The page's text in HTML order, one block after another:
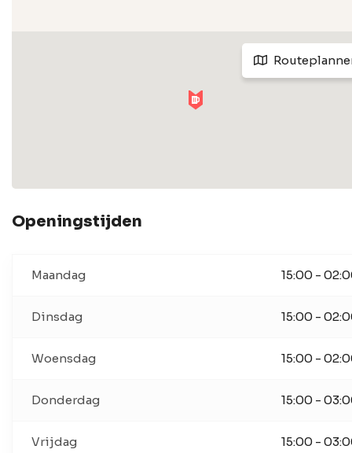
Openingstijden
Maandag 15:00 -
Dinsdag 15:00 -
Woensdag 15:00 -
Donderdag 15:00 -
Vrijdag 15:00 -